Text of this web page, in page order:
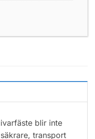
blir inte
transport